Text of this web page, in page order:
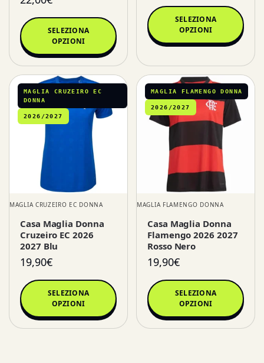
SELEZIONA
OPZIONI
SELEZIONA
OPZIONI
MAGLIA CRUZEIRO EC
DONNA
2026/2027
MAGLIA CRUZEIRO EC DONNA
Casa Maglia Donna
Cruzeiro EC 2026
2027 Blu
19,90€
SELEZIONA
OPZIONI
MAGLIA FLAMENGO DONNA
2026/2027
MAGLIA FLAMENGO DONNA
Casa Maglia Donna
Flamengo 2026 2027
Rosso Nero
19,90€
SELEZIONA
OPZIONI